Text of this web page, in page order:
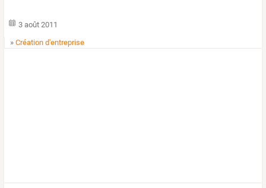
3 août 2011
»Création d'entreprise